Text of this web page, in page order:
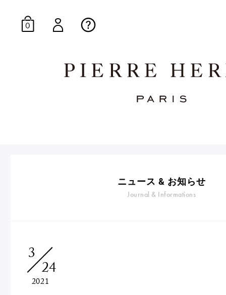
0
ニュース & お知らせ
Journal & Informations
3
24
2021